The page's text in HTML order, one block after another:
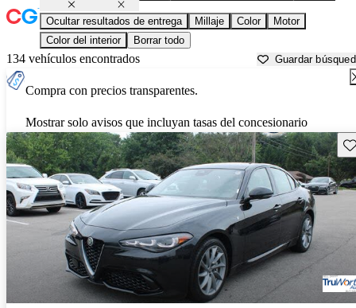
Ocultar resultados de entrega Millaje Color
Motor
Color del interior
Borrar todo
134 vehículos encontrados Guardar
Compra con precios transparentes.
Mostrar solo avisos que incluyan tasas del concesionario